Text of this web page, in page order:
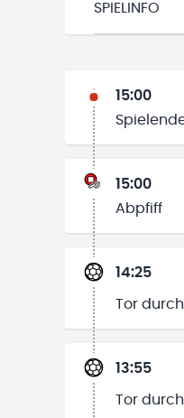
SPIELINFO
15:00
15:00
Abpfiff
14:25
Tor
13:55
Tor